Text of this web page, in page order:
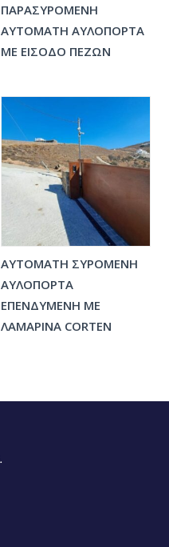
ΠΑΡΑΣΥΡΟΜΕΝΗ
ΑΥΤΟΜΑΤΗ ΑΥΛΟΠΟΡΤΑ
ΜΕ ΕΙΣΟΔΟ ΠΕΖΩΝ
ΑΥΤΟΜΑΤΗ ΣΥΡΟΜΕΝΗ
ΑΥΛΟΠΟΡΤΑ
ΕΠΕΝΔΥΜΕΝΗ ΜΕ
ΛΑΜΑΡΙΝΑ CORTEN